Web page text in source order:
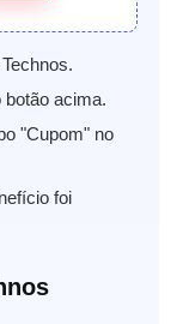
botão acima.
"Cupom" no
foi